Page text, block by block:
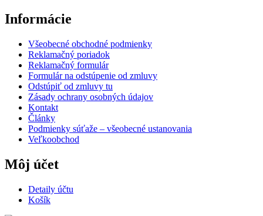
Informácie
Všeobecné obchodné podmienky
Reklamačný poriadok
Reklamačný formulár
Formulár na odstúpenie od zmluvy
Odstúpiť od zmluvy tu
Zásady ochrany osobných údajov
Kontakt
Články
Podmienky súťaže – všeobecné ustanovania
Veľkoobchod
Môj účet
Detaily účtu
Košík